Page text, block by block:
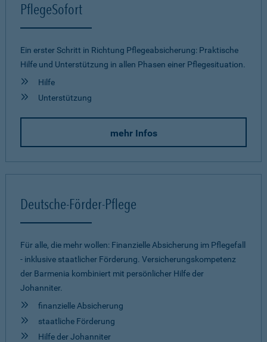
PflegeSofort
Ein erster Schritt in Richtung Pflegeab­sicherung: Praktische
Hilfe und Unterstützung in allen Phasen einer Pflegesituation.
Hilfe
Unterstützung
mehr Infos
Deutsche-Förder-Pflege
Für alle, die mehr wollen: Finanzielle Absicherung im Pflegefall
- inklusive staatlicher Förderung. Versicherungskompetenz
der Barmenia kombiniert mit persönlicher Hilfe der
Johanniter.
finanzielle Absicherung
staatliche Förderung
Hilfe der Johanniter